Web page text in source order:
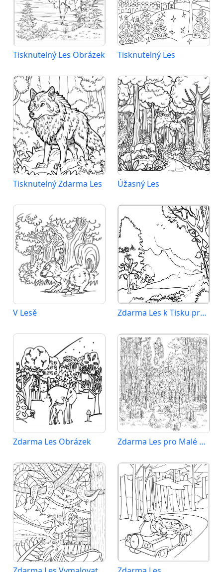
Tisknutelný Les Obrázek Tisknutelný Les
Tisknutelný Zdarma Les Úžasný Les
V Lesě Zdarma Les k Tisku pro Děti
Zdarma Les Obrázek Zdarma Les pro Malé Děti